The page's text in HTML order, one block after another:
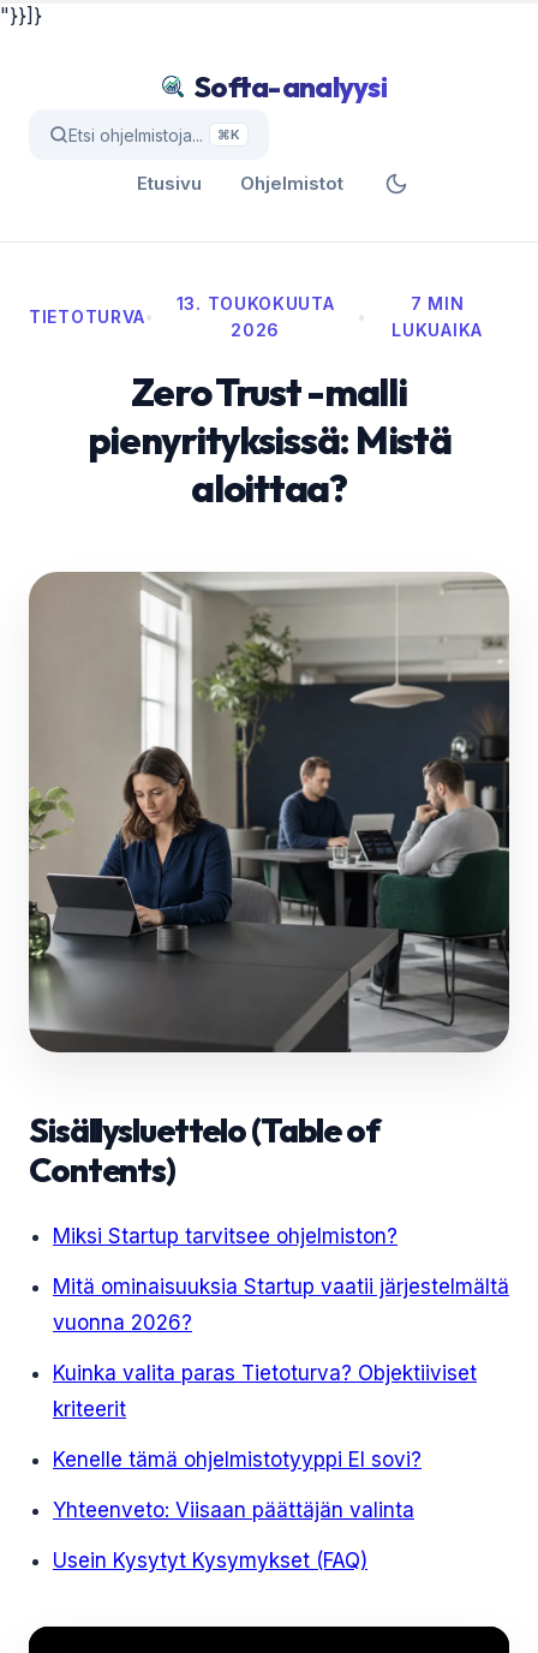
"}}]}
Softa-analyysi
Etsi ohjelmistoja... ⌘K
Etusivu Ohjelmistot
TIETOTURVA•
13. TOUKOKUUTA
2026
•
7 MIN
LUKUAIKA
Zero Trust -malli
pienyrityksissä: Mistä
aloittaa?
Sisällysluettelo (Table of
Contents)
Miksi Startup tarvitsee ohjelmiston?
Mitä ominaisuuksia Startup vaatii järjestelmältä
vuonna 2026?
Kuinka valita paras Tietoturva? Objektiiviset
kriteerit
Kenelle tämä ohjelmistotyyppi EI sovi?
Yhteenveto: Viisaan päättäjän valinta
Usein Kysytyt Kysymykset (FAQ)